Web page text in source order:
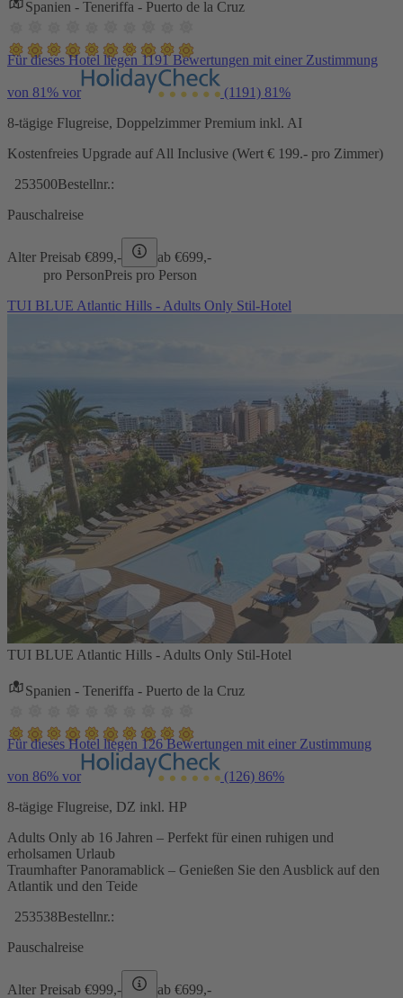
Spanien - Teneriffa - Puerto de la Cruz
Für dieses Hotel liegen 1191 Bewertungen mit einer Zustimmung
von 81% vor (1191) 81%
8-tägige Flugreise, Doppelzimmer Premium inkl. AI
Kostenfreies Upgrade auf All Inclusive (Wert € 199.- pro Zimmer)
253500Bestellnr.:
Pauschalreise
Alter Preisab €899,- ab €699,-
pro PersonPreis pro Person
TUI BLUE Atlantic Hills - Adults Only Stil-Hotel
TUI BLUE Atlantic Hills - Adults Only Stil-Hotel
Spanien - Teneriffa - Puerto de la Cruz
Für dieses Hotel liegen 126 Bewertungen mit einer Zustimmung
von 86% vor (126) 86%
8-tägige Flugreise, DZ inkl. HP
Adults Only ab 16 Jahren – Perfekt für einen ruhigen und
erholsamen Urlaub
Traumhafter Panoramablick – Genießen Sie den Ausblick auf den
Atlantik und den Teide
253538Bestellnr.:
Pauschalreise
Alter Preisab €999,- ab €699,-